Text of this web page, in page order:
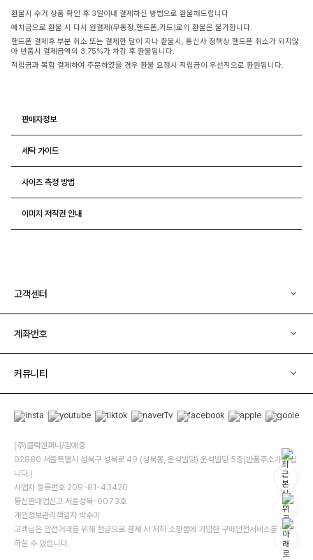
환불시 수거 상품 확인 후 3일이내 결제하신 방법으로 환불해드립니다
예치금으로 환불 시 다시 원결제(무통장,핸드폰,카드)로의 환불은 불가합니다.
핸드폰 결제후 부분 취소 또는 결제한 달이 지나 환불시, 통신사 정책상 핸드폰 취소가 되지않
아 반품시 결제금액의 3.75%가 차감 후 환불됩니다.
적립금과 복합 결제하여 주문하였을 경우 환불 요청시 적립금이 우선적으로 환원됩니다.
판매자정보
세탁 가이드
사이즈 측정 방법
이미지 저작권 안내
고객센터
계좌번호
커뮤니티
(주)클릭앤퍼니/김예중
02880 서울특별시 성북구 성북로 49 (성북동, 운석빌딩) 운석빌딩 5층(반품주소가 아닙
니다.)
사업자 등록번호 209-81-43420
통신판매업신고 서울성북-0073호
개인정보관리책임자 박수미
고객님은 안전거래를 위해 현금으로 결제 시 저희 소핑몰에 가입한 구매안전서비스를 이용
하실 수 있습니다.